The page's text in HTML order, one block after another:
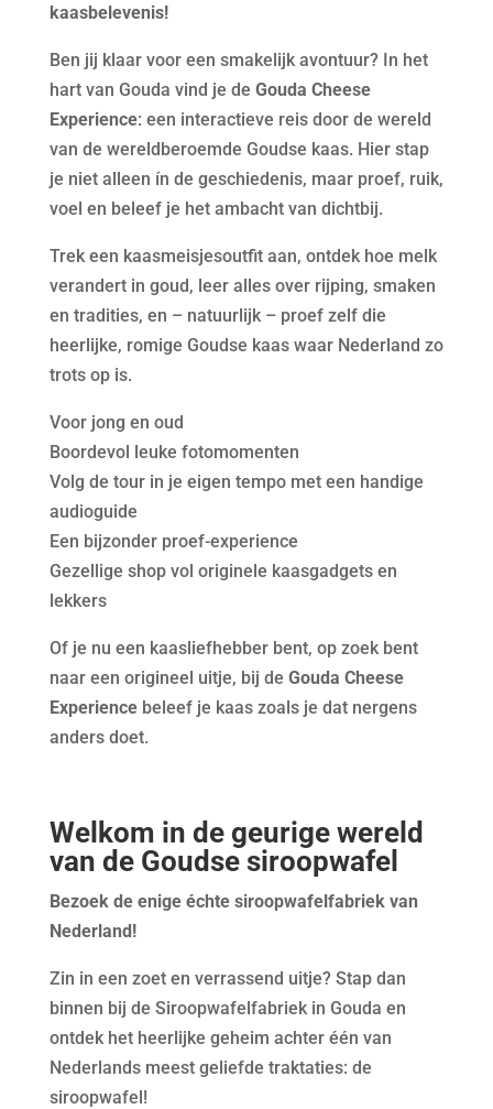
kaasbelevenis!
Ben jij klaar voor een smakelijk avontuur? In het
hart van Gouda vind je de Gouda Cheese
Experience: een interactieve reis door de wereld
van de wereldberoemde Goudse kaas. Hier stap
je niet alleen ín de geschiedenis, maar proef, ruik,
voel en beleef je het ambacht van dichtbij.
Trek een kaasmeisjesoutfit aan, ontdek hoe melk
verandert in goud, leer alles over rijping, smaken
en tradities, en – natuurlijk – proef zelf die
heerlijke, romige Goudse kaas waar Nederland zo
trots op is.
Voor jong en oud
Boordevol leuke fotomomenten
Volg de tour in je eigen tempo met een handige
audioguide
Een bijzonder proef-experience
Gezellige shop vol originele kaasgadgets en
lekkers
Of je nu een kaasliefhebber bent, op zoek bent
naar een origineel uitje, bij de Gouda Cheese
Experiencebeleef je kaas zoals je dat nergens
anders doet.
Welkom in de geurige wereld
van de Goudse siroopwafel
Bezoek de enige échte siroopwafelfabriek van
Nederland!
Zin in een zoet en verrassend uitje? Stap dan
binnen bij de Siroopwafelfabriek in Gouda en
ontdek het heerlijke geheim achter één van
Nederlands meest geliefde traktaties: de
siroopwafel!